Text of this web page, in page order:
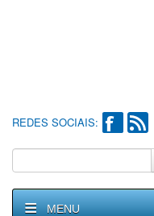
REDES SOCIAIS:
MENU